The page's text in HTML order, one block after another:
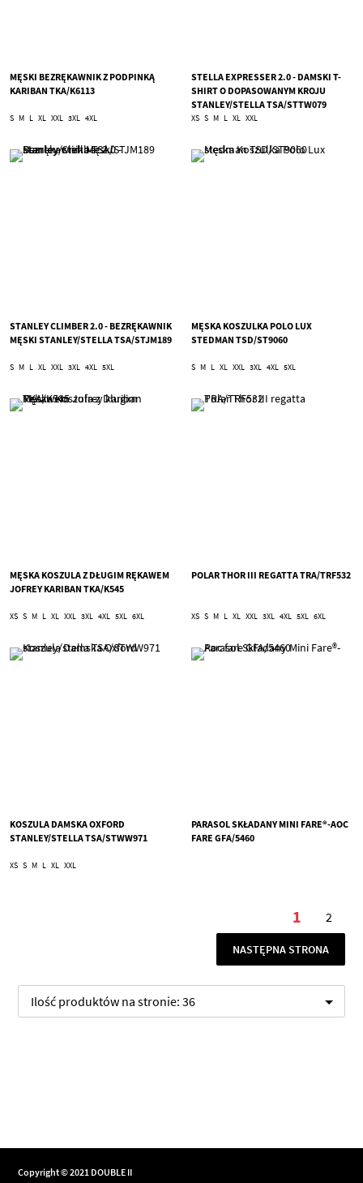
MĘSKI BEZRĘKAWNIK Z PODPINKĄ
KARIBAN TKA/K6113
S M L XL XXL 3XL 4XL
STELLA EXPRESSER 2.0 - DAMSKI T-
SHIRT O DOPASOWANYM KROJU
STANLEY/STELLA TSA/STTW079
XS S M L XL XXL
STANLEY CLIMBER 2.0 - BEZRĘKAWNIK
MĘSKI STANLEY/STELLA TSA/STJM189
S M L XL XXL 3XL 4XL 5XL
MĘSKA KOSZULKA POLO LUX
STEDMAN TSD/ST9060
S M L XL XXL 3XL 4XL 5XL
MĘSKA KOSZULA Z DŁUGIM RĘKAWEM
JOFREY KARIBAN TKA/K545
XS S M L XL XXL 3XL 4XL 5XL 6XL
POLAR THOR III REGATTA TRA/TRF532
XS S M L XL XXL 3XL 4XL 5XL 6XL
KOSZULA DAMSKA OXFORD
STANLEY/STELLA TSA/STWW971
XS S M L XL XXL
PARASOL SKŁADANY MINI FARE®-AOC
FARE GFA/5460
1 2
STRONA
NASTĘPNA STRONA
Ilość produktów na stronie: 36
Copyright © 2021 DOUBLE II